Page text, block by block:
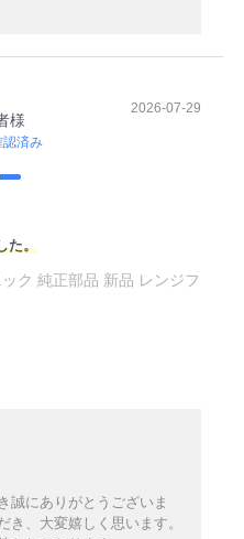
様
認済み
2026-07-29
た。
ク 純正部品 新品 レンジフ
誠にありがとうございま
き、大変嬉しく思います。